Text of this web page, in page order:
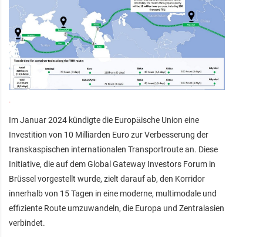
Im Januar 2024 kündigte die Europäische Union eine
Investition von 10 Milliarden Euro zur Verbesserung der
transkaspischen internationalen Transportroute an. Diese
Initiative, die auf dem Global Gateway Investors Forum in
Brüssel vorgestellt wurde, zielt darauf ab, den Korridor
innerhalb von 15 Tagen in eine moderne, multimodale und
effiziente Route umzuwandeln, die Europa und Zentralasien
verbindet.